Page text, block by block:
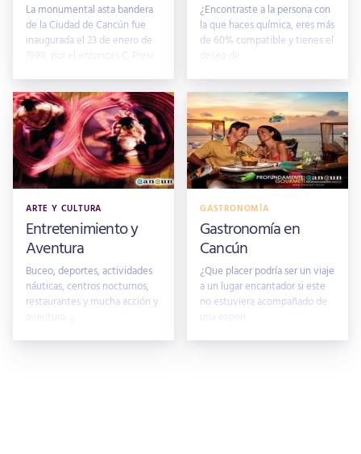
La monumental asta bandera
de la Ciudad de Cancún fue
inaugurada el 23 de enero de
1998, por el entonces C. Presi
¿Encontraste a la persona con
la que haces química, eres más
de 60% compatible y tienes el
ARTE Y CULTURA
Entretenimiento y
Aventura
Buceo, deportes, actividades
náuticas, centros nocturnos,
restaurantes y mucha acción y
GASTRONOMÍA
Gastronomía en
Cancún
¿Que placer podría ser un viaje
a un lugar encantador si este
no estuviera acompañado de